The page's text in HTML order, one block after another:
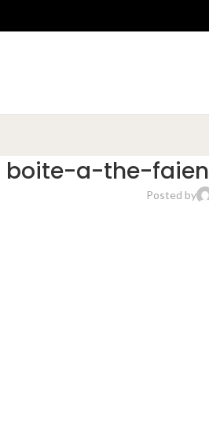
boite-a-the-
Posted by